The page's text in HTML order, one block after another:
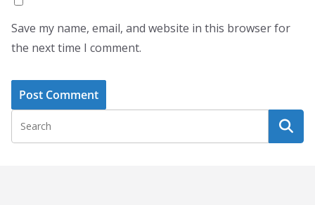
Save my name, email, and website in this browser for
the next time I comment.